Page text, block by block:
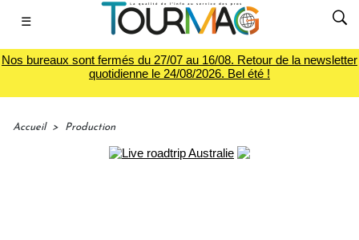
☰
Nos bureaux sont fermés du 27/07 au 16/08. Retour de la newsletter
quotidienne le 24/08/2026. Bel été !
Accueil > Production